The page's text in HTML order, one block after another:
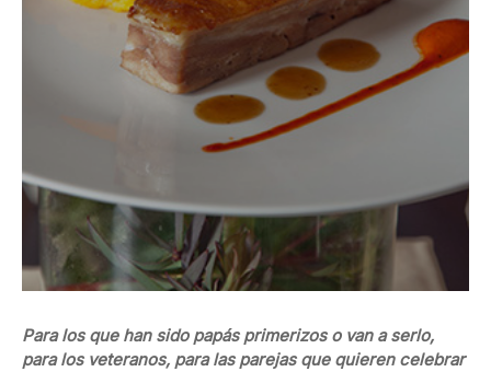
Para los que han sido papás primerizos o van a serlo,
para los veteranos, para las parejas que quieren celebrar